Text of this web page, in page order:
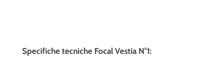
Specifiche tecniche Focal Vestia N°1: